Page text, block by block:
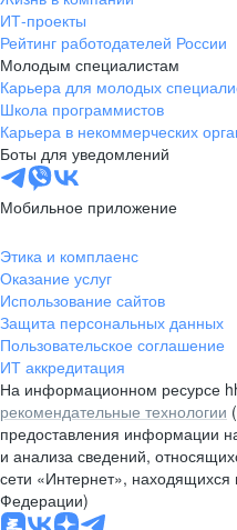
ИТ-проекты
Рейтинг работодателей России
Молодым специалистам
Карьера для молодых
Школа программистов
Карьера в некоммерческих
Боты для уведомлений
Мобильное приложение
Этика и комплаенс
Оказание услуг
Использование сайтов
Защита персональных данных
Пользовательское соглашение
ИТ аккредитация
На информационном ресурсе
рекомендательные технологии
предоставления информации
и анализа сведений,
сети «Интернет», находящихся
Федерации)